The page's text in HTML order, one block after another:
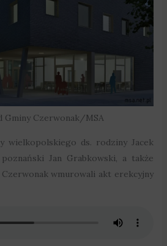
Gminy Czerwonak/MSA
wielkopolskiego ds. rodziny Jacek
Jan Grabkowski, a także
wmurowali akt erekcyjny